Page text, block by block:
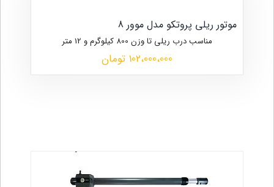
موتور ریلی پروتکو مدل موور 8
مناسب درب ریلی تا وزن 800 کیلوگرم و 12 متر
102،000،000 تومان